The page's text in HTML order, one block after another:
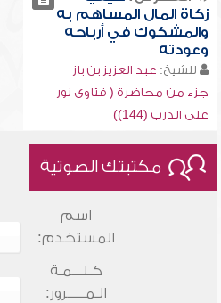
زكاة المال المساهم به
والمشكوك في أرباحه
وعودته
للشيخ: عبد العزيز بن باز
جزء من محاضرة ( فتاوى نور
على الدرب (144))
مكتبتك الصوتية
اسم
المستخدم:
كـلـــمـة
الـمـــــرور: